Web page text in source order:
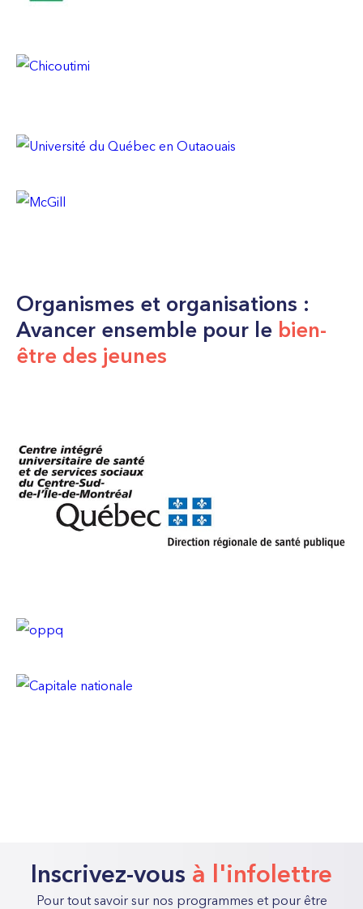
Organismes et organisations :
Avancer ensemble pour le bien-
être des jeunes
Inscrivez-vous à l'infolettre
Pour tout savoir sur nos programmes et pour être